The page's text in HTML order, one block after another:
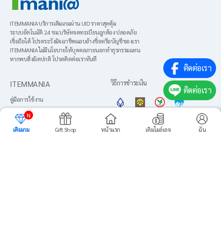
ติดต่อเรา
ติดต่อเรา
ITEMMANIA บริการเติมเกมผ่าน UID ราคาสุดคุ้ม
ระบบอัตโนมัติ 24 ชม.บริษัทจดทะเบียนถูกต้อง ปลอดภัย
เชื่อถือได้ โปรดระวังมิจฉาชีพแอบอ้างชื่อหรือบัญชีของเรา
ITEMMANIA ไม่มีนโยบายให้บุคคลภายนอกทำธุรกรรมแทน
หากพบสิ่งผิดปกติ โปรดติดต่อเราทันที
ITEMMANIA
คู่มือการใช้งาน
About us
ข้อตกลงการใช้งาน
วิธีการชำระเงิน
N
เติมเกม
Gift Shop หน้าแรก เติมไมล์เลจ ฉัน